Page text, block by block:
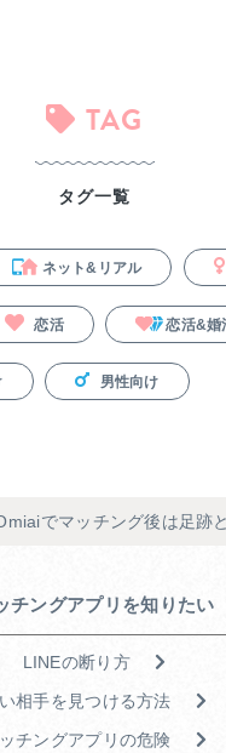
TAG
タグ一覧
ネット&リアル
恋活 恋活&婚
男性向け
でマッチング後は足跡
チングアプリを知りたい
LINEの断り方
相手を見つける方法
チングアプリの危険